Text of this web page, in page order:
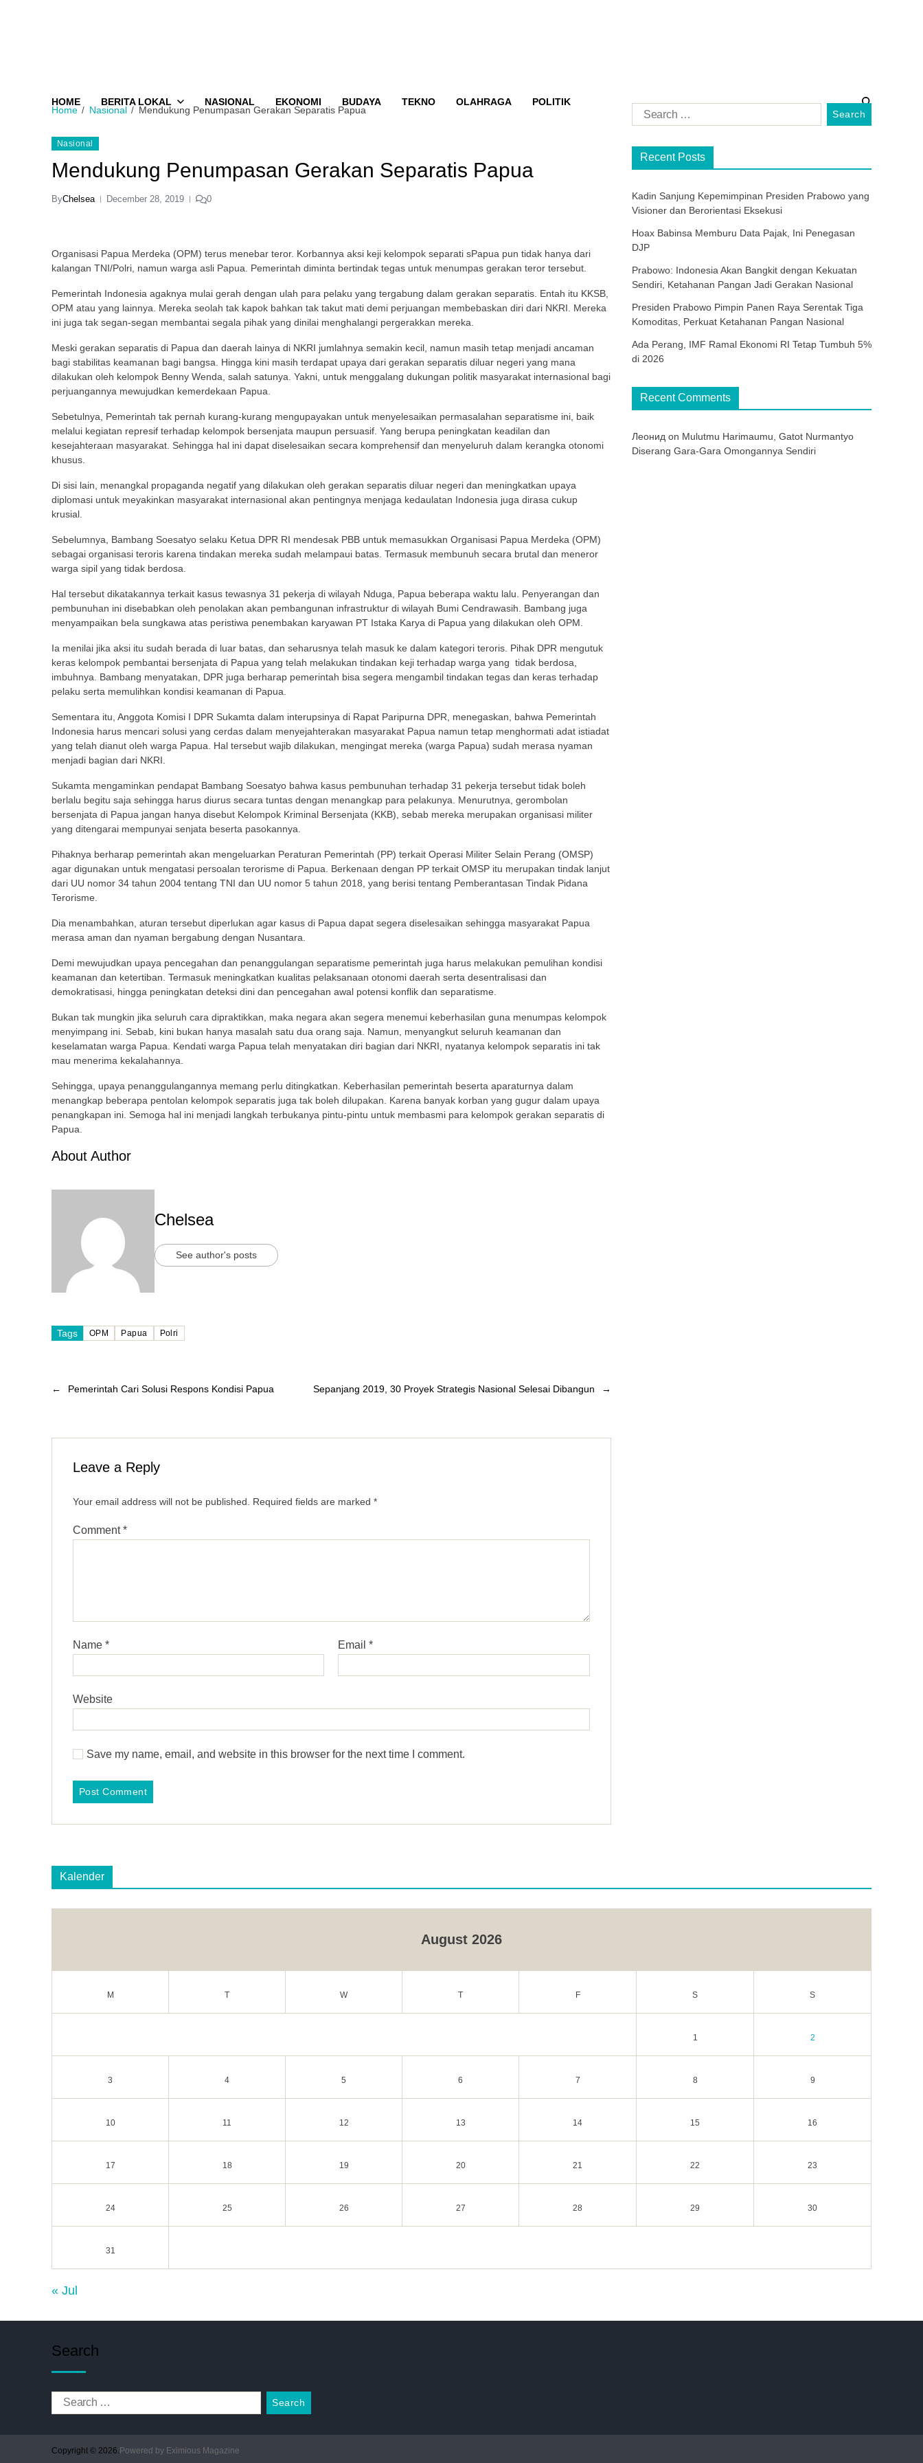
HOME BERITA LOKAL NASIONAL EKONOMI BUDAYA TEKNO OLAHRAGA POLITIK
Home Nasional Mendukung Penumpasan Gerakan Separatis Papua
Nasional
Mendukung Penumpasan Gerakan Separatis Papua
ByChelsea December 28, 2019 0
Organisasi Papua Merdeka (OPM) terus menebar teror. Korbannya aksi keji kelompok separati sPapua pun tidak hanya dari
kalangan TNI/Polri, namun warga asli Papua. Pemerintah diminta bertindak tegas untuk menumpas gerakan teror tersebut.
Pemerintah Indonesia agaknya mulai gerah dengan ulah para pelaku yang tergabung dalam gerakan separatis. Entah itu KKSB,
OPM atau yang lainnya. Mereka seolah tak kapok bahkan tak takut mati demi perjuangan membebaskan diri dari NKRI. Mereka
ini juga tak segan-segan membantai segala pihak yang dinilai menghalangi pergerakkan mereka.
Meski gerakan separatis di Papua dan daerah lainya di NKRI jumlahnya semakin kecil, namun masih tetap menjadi ancaman
bagi stabilitas keamanan bagi bangsa. Hingga kini masih terdapat upaya dari gerakan separatis diluar negeri yang mana
dilakukan oleh kelompok Benny Wenda, salah satunya. Yakni, untuk menggalang dukungan politik masyarakat internasional bagi
perjuangannya mewujudkan kemerdekaan Papua.
Sebetulnya, Pemerintah tak pernah kurang-kurang mengupayakan untuk menyelesaikan permasalahan separatisme ini, baik
melalui kegiatan represif terhadap kelompok bersenjata maupun persuasif. Yang berupa peningkatan keadilan dan
kesejahteraan masyarakat. Sehingga hal ini dapat diselesaikan secara komprehensif dan menyeluruh dalam kerangka otonomi
khusus.
Di sisi lain, menangkal propaganda negatif yang dilakukan oleh gerakan separatis diluar negeri dan meningkatkan upaya
diplomasi untuk meyakinkan masyarakat internasional akan pentingnya menjaga kedaulatan Indonesia juga dirasa cukup
krusial.
Sebelumnya, Bambang Soesatyo selaku Ketua DPR RI mendesak PBB untuk memasukkan Organisasi Papua Merdeka (OPM)
sebagai organisasi teroris karena tindakan mereka sudah melampaui batas. Termasuk membunuh secara brutal dan meneror
warga sipil yang tidak berdosa.
Hal tersebut dikatakannya terkait kasus tewasnya 31 pekerja di wilayah Nduga, Papua beberapa waktu lalu. Penyerangan dan
pembunuhan ini disebabkan oleh penolakan akan pembangunan infrastruktur di wilayah Bumi Cendrawasih. Bambang juga
menyampaikan bela sungkawa atas peristiwa penembakan karyawan PT Istaka Karya di Papua yang dilakukan oleh OPM.
Ia menilai jika aksi itu sudah berada di luar batas, dan seharusnya telah masuk ke dalam kategori teroris. Pihak DPR mengutuk
keras kelompok pembantai bersenjata di Papua yang telah melakukan tindakan keji terhadap warga yang tidak berdosa,
imbuhnya. Bambang menyatakan, DPR juga berharap pemerintah bisa segera mengambil tindakan tegas dan keras terhadap
pelaku serta memulihkan kondisi keamanan di Papua.
Sementara itu, Anggota Komisi I DPR Sukamta dalam interupsinya di Rapat Paripurna DPR, menegaskan, bahwa Pemerintah
Indonesia harus mencari solusi yang cerdas dalam menyejahterakan masyarakat Papua namun tetap menghormati adat istiadat
yang telah dianut oleh warga Papua. Hal tersebut wajib dilakukan, mengingat mereka (warga Papua) sudah merasa nyaman
menjadi bagian dari NKRI.
Sukamta mengaminkan pendapat Bambang Soesatyo bahwa kasus pembunuhan terhadap 31 pekerja tersebut tidak boleh
berlalu begitu saja sehingga harus diurus secara tuntas dengan menangkap para pelakunya. Menurutnya, gerombolan
bersenjata di Papua jangan hanya disebut Kelompok Kriminal Bersenjata (KKB), sebab mereka merupakan organisasi militer
yang ditengarai mempunyai senjata beserta pasokannya.
Pihaknya berharap pemerintah akan mengeluarkan Peraturan Pemerintah (PP) terkait Operasi Militer Selain Perang (OMSP)
agar digunakan untuk mengatasi persoalan terorisme di Papua. Berkenaan dengan PP terkait OMSP itu merupakan tindak lanjut
dari UU nomor 34 tahun 2004 tentang TNI dan UU nomor 5 tahun 2018, yang berisi tentang Pemberantasan Tindak Pidana
Terorisme.
Dia menambahkan, aturan tersebut diperlukan agar kasus di Papua dapat segera diselesaikan sehingga masyarakat Papua
merasa aman dan nyaman bergabung dengan Nusantara.
Demi mewujudkan upaya pencegahan dan penanggulangan separatisme pemerintah juga harus melakukan pemulihan kondisi
keamanan dan ketertiban. Termasuk meningkatkan kualitas pelaksanaan otonomi daerah serta desentralisasi dan
demokratisasi, hingga peningkatan deteksi dini dan pencegahan awal potensi konflik dan separatisme.
Bukan tak mungkin jika seluruh cara dipraktikkan, maka negara akan segera menemui keberhasilan guna menumpas kelompok
menyimpang ini. Sebab, kini bukan hanya masalah satu dua orang saja. Namun, menyangkut seluruh keamanan dan
keselamatan warga Papua. Kendati warga Papua telah menyatakan diri bagian dari NKRI, nyatanya kelompok separatis ini tak
mau menerima kekalahannya.
Sehingga, upaya penanggulangannya memang perlu ditingkatkan. Keberhasilan pemerintah beserta aparaturnya dalam
menangkap beberapa pentolan kelompok separatis juga tak boleh dilupakan. Karena banyak korban yang gugur dalam upaya
penangkapan ini. Semoga hal ini menjadi langkah terbukanya pintu-pintu untuk membasmi para kelompok gerakan separatis di
Papua.
About Author
Chelsea
See author's posts
Tags OPM Papua Polri
← Pemerintah Cari Solusi Respons Kondisi Papua →
Sepanjang 2019, 30 Proyek Strategis Nasional Selesai Dibangun
Leave a Reply
Your email address will not be published. Required fields are marked *
Comment*
Name * Email*
Website
Save my name, email, and website in this browser for the next time I comment.
Recent Posts
Kadin Sanjung Kepemimpinan Presiden Prabowo yang
Visioner dan Berorientasi Eksekusi
Hoax Babinsa Memburu Data Pajak, Ini Penegasan
DJP
Prabowo: Indonesia Akan Bangkit dengan Kekuatan
Sendiri, Ketahanan Pangan Jadi Gerakan Nasional
Presiden Prabowo Pimpin Panen Raya Serentak Tiga
Komoditas, Perkuat Ketahanan Pangan Nasional
Ada Perang, IMF Ramal Ekonomi RI Tetap Tumbuh 5%
di 2026
Recent Comments
Леонид on Mulutmu Harimaumu, Gatot Nurmantyo
Diserang Gara-Gara Omongannya Sendiri
Kalender
August 2026
M T W T F S S
1 2
3 4 5 6 7 8 9
10 11 12 13 14 15 16
17 18 19 20 21 22 23
24 25 26 27 28 29 30
31
« Jul
Search
Copyright © 2026.Powered by Eximious Magazine